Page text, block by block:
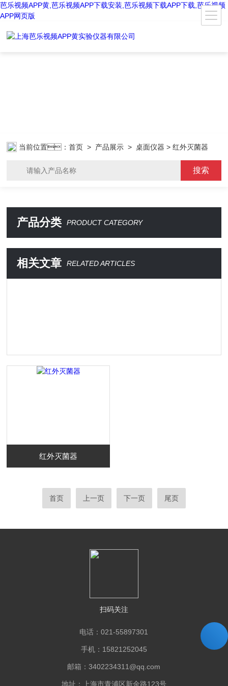
芭乐视频APP黄,芭乐视频APP下载安装,芭乐视频下载APP下载,芭乐视频
APP网页版
当前位置：首页 > 产品展示 >桌面仪器 > 红外灭菌器
产品分类 PRODUCT CATEGORY
相关文章 RELATED ARTICLES
红外灭菌器
首页 上一页 下一页 尾页
扫码关注
电话：021-55897301
手机：15821252045
邮箱：3402234311@qq.com
地址：上海市青浦区新金路123号